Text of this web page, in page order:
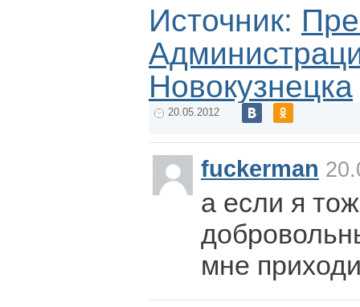
Источник:
Новокузнецка
20.05.2012
fuckerman
а если я
мне